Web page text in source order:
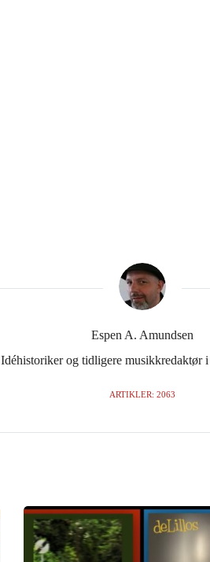
Espen A. Amundsen
Idéhistoriker og tidligere musikkredaktør
ARTIKLER: 2063